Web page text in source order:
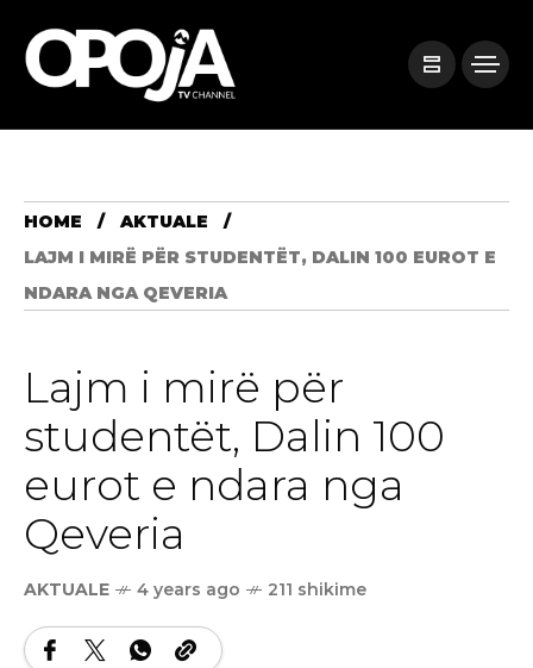
HOME
AKTUALE
LAJM I MIRË PËR STUDENTËT, DALIN 100 EUROT E
NDARA NGA QEVERIA
Lajm i mirë për
studentët, Dalin 100
eurot e ndara nga
Qeveria
AKTUALE 4 years ago 211 shikime